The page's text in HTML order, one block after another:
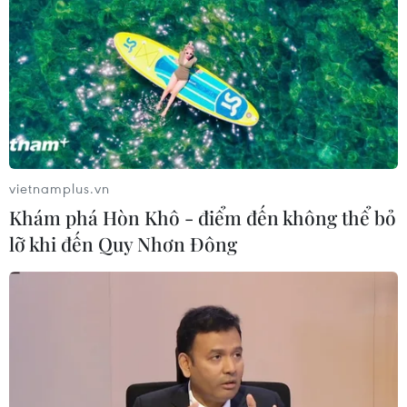
băng
05/08/2026 10:54
Dự luật trừng phạt Nga của
Mỹ có thể khiến châu Âu chịu tác
động ngược
05/08/2026 04:58
EU tuyên bố vượt qua “phép thử” an
ninh biên giới sau khủng hoảng
Ceuta
Nga và Ukraine tiếp tục tấn
công qua lại, thương vong không
vietnamplus.vn
Khám phá Hòn Khô - điểm đến không thể bỏ
lỡ khi đến Quy Nhơn Đông